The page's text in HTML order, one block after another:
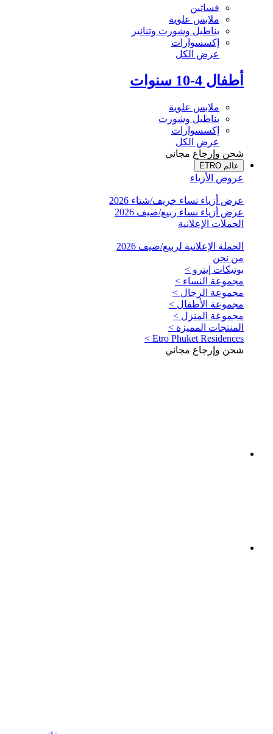
فساتين
ملابس علوية
بناطيل وشورت وتنانير
إكسسوارات
عرض الكل
أطفال 4-10 سنوات
ملابس علوية
بناطيل وشورت
إكسسوارات
عرض الكل
شحن وإرجاع مجاني
عالم ETRO
عروض الأزياء
عرض أزياء نساء خريف/شتاء 2026
عرض أزياء نساء ربيع/صيف 2026
الحملات الإعلانية
الحملة الإعلانية لربيع/صيف 2026
من نحن
بوتيكات إيترو >
مجموعة النساء >
مجموعة الرجال >
مجموعة الأطفال >
مجموعة المنزل >
المنتجات المميزة >
Etro Phuket Residences >
شحن وإرجاع مجاني